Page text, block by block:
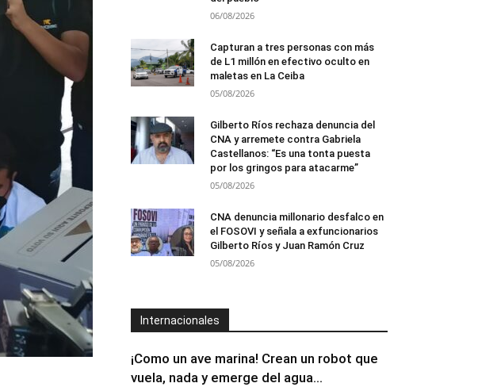
06/08/2026
Capturan a tres personas con más
de L1 millón en efectivo oculto en
maletas en La Ceiba
05/08/2026
Gilberto Ríos rechaza denuncia del
CNA y arremete contra Gabriela
Castellanos: “Es una tonta puesta
por los gringos para atacarme”
05/08/2026
CNA denuncia millonario desfalco en
el FOSOVI y señala a exfuncionarios
Gilberto Ríos y Juan Ramón Cruz
05/08/2026
Internacionales
¡Como un ave marina! Crean un robot que
vuela, nada y emerge del agua...